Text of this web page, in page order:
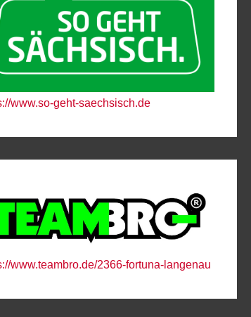
www.so-geht-saechsisch.de
www.teambro.de/2366-fortuna-langenau